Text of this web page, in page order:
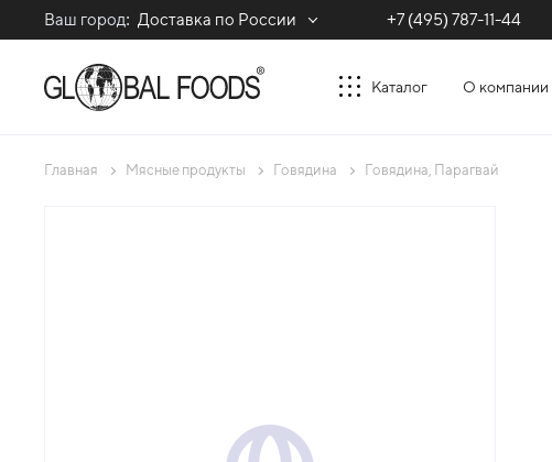
Ваш город: Доставка по России +7 (495) 787-11-44
Каталог О компании
Главная Мясные продукты Говядина Говядина, Парагвай